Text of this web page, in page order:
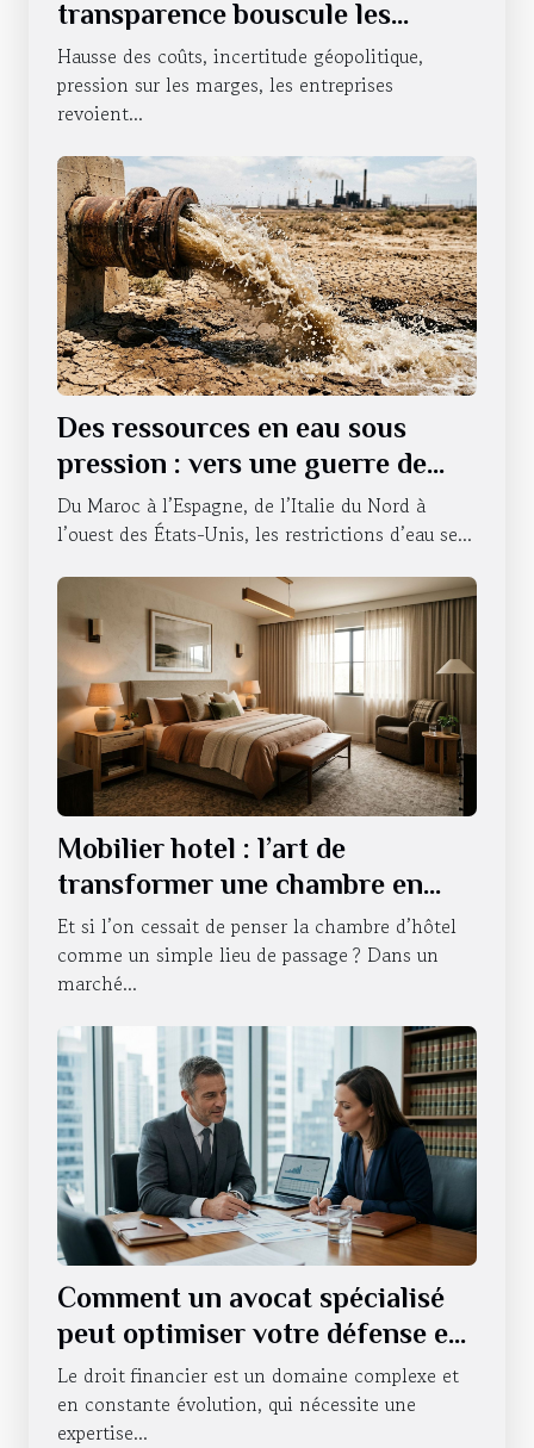
transparence bouscule les
habitudes des entreprises
Hausse des coûts, incertitude géopolitique,
pression sur les marges, les entreprises
revoient...
Des ressources en eau sous
pression : vers une guerre de
l’accessibilité ?
Du Maroc à l’Espagne, de l’Italie du Nord à
l’ouest des États-Unis, les restrictions d’eau se...
Mobilier hotel : l’art de
transformer une chambre en
expérience sensorielle
Et si l’on cessait de penser la chambre d’hôtel
comme un simple lieu de passage ? Dans un
marché...
Comment un avocat spécialisé
peut optimiser votre défense en
droit financier ?
Le droit financier est un domaine complexe et
en constante évolution, qui nécessite une
expertise...